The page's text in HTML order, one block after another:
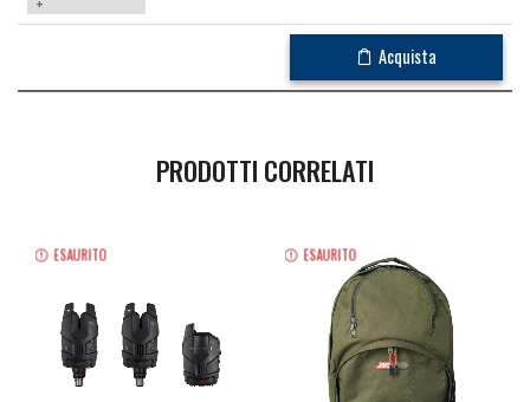
Acquista
PRODOTTI CORRELATI
ESAURITO ESAURITO